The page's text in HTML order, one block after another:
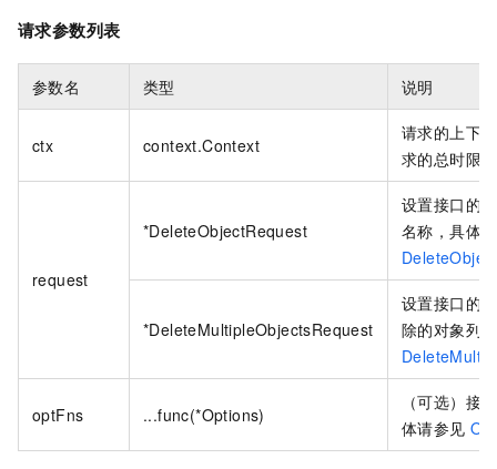
请求参数列表
参数名 类型 说明
ctx context.Context
请求的上下
求的总时限
request
*DeleteObjectRequest
设置接口的
名称，具体
*DeleteMultipleObjectsRequest
设置接口的
除的对象列
optFns ...func(*Options)
（可选）接
体请参见